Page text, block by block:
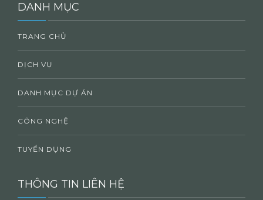
DANH MỤC
TRANG CHỦ
DỊCH VỤ
DANH MỤC DỰ ÁN
CÔNG NGHỆ
TUYỂN DỤNG
THÔNG TIN LIÊN HỆ